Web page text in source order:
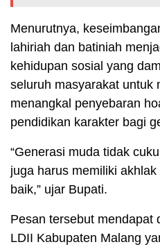
Menurutnya,
lahiriah dan batiniah
kehidupan sosial yang
seluruh masyarakat untuk
menangkal penyebaran
pendidikan karakter bagi
“Generasi muda tidak
juga harus memiliki
baik,” ujar Bupati.
Pesan tersebut mendapat
LDII Kabupaten Malang